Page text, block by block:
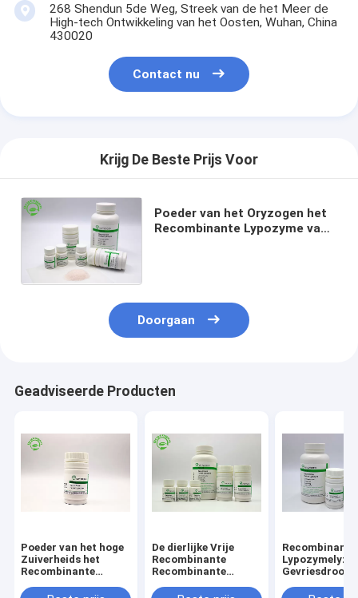
268 Shendun 5de Weg, Streek van de het Meer de
High-tech Ontwikkeling van het Oosten, Wuhan, China
430020
Contact nu
Krijg De Beste Prijs Voor
Poeder van het Oryzogen het
Recombinante Lypozyme van
Doorgaan
Geadviseerde Producten
Poeder van het hoge
Zuiverheids het
Recombinante
Antimicrobial
De dierlijke Vrije
Recombinante
Recombinante
Lypozyme Hoge
Recombinant
Lypozymelyz
Gevriesdroogd